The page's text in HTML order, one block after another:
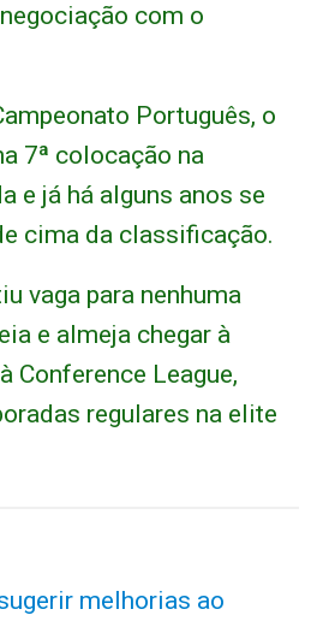
com o
Português, o
7ª colocação na
e já há alguns anos se
cima da classificação.
vaga para nenhuma
e almeja chegar à
Conference League,
regulares na elite
melhorias ao